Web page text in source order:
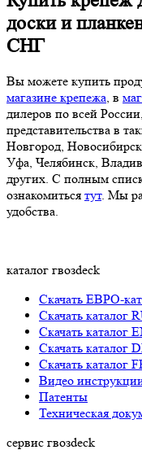
доски и
СНГ
Вы можете купить
магазине крепежа, в
дилеров по всей
представительства в
Новгород,
Уфа, Челябинск,
других. С полным
ознакомиться тут. Мы
удобства.
каталог гвозdeck
Скачать ЕВРО-
Скачать каталог
Cкачать каталог
Cкачать каталог
Cкачать каталог
Видео
Патенты
Техническая
сервис гвозdeck